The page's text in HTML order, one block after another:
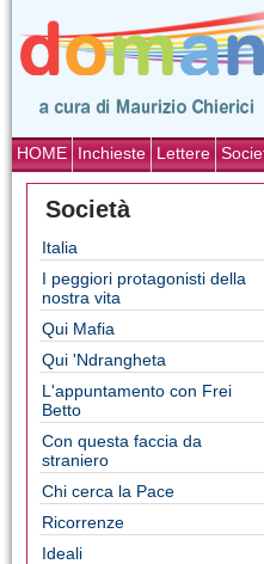
HOME Inchieste Lettere
Società
Italia
I peggiori protagonisti della
nostra vita
Qui Mafia
Qui 'Ndrangheta
L'appuntamento con Frei
Betto
Con questa faccia da
straniero
Chi cerca la Pace
Ricorrenze
Ideali